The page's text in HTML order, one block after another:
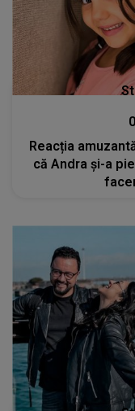
Reacția
că Andra și-a